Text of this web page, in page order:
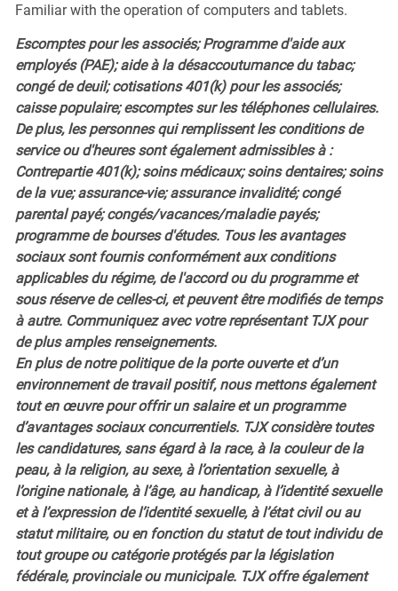
Familiar with the operation of computers and tablets.
Escomptes pour les associés; Programme d'aide aux
employés (PAE); aide à la désaccoutumance du tabac;
congé de deuil; cotisations 401(k) pour les associés;
caisse populaire; escomptes sur les téléphones cellulaires.
De plus, les personnes qui remplissent les conditions de
service ou d'heures sont également admissibles à :
Contrepartie 401(k); soins médicaux; soins dentaires; soins
de la vue; assurance-vie; assurance invalidité; congé
parental payé; congés/vacances/maladie payés;
programme de bourses d'études. Tous les avantages
sociaux sont fournis conformément aux conditions
applicables du régime, de l'accord ou du programme et
sous réserve de celles-ci, et peuvent être modifiés de temps
à autre. Communiquez avec votre représentant TJX pour
de plus amples renseignements.
En plus de notre politique de la porte ouverte et d’un
environnement de travail positif, nous mettons également
tout en œuvre pour offrir un salaire et un programme
d’avantages sociaux concurrentiels. TJX considère toutes
les candidatures, sans égard à la race, à la couleur de la
peau, à la religion, au sexe, à l’orientation sexuelle, à
l’origine nationale, à l’âge, au handicap, à l’identité sexuelle
et à l’expression de l’identité sexuelle, à l’état civil ou au
statut militaire, ou en fonction du statut de tout individu de
tout groupe ou catégorie protégés par la législation
fédérale, provinciale ou municipale. TJX offre également